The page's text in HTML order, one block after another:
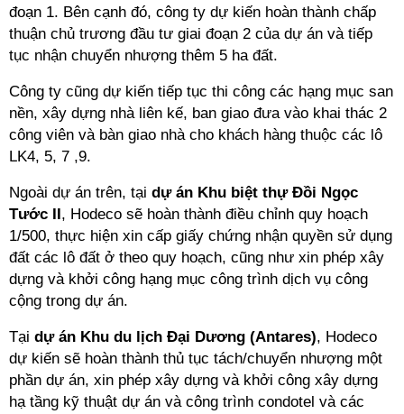
đoạn 1. Bên cạnh đó, công ty dự kiến hoàn thành chấp
thuận chủ trương đầu tư giai đoạn 2 của dự án và tiếp
tục nhận chuyển nhượng thêm 5 ha đất.
Công ty cũng dự kiến tiếp tục thi công các hạng mục san
nền, xây dựng nhà liên kế, ban giao đưa vào khai thác 2
công viên và bàn giao nhà cho khách hàng thuộc các lô
LK4, 5, 7 ,9.
Ngoài dự án trên, tại dự án Khu biệt thự Đồi Ngọc
Tước II, Hodeco sẽ hoàn thành điều chỉnh quy hoạch
1/500, thực hiện xin cấp giấy chứng nhận quyền sử dụng
đất các lô đất ở theo quy hoạch, cũng như xin phép xây
dựng và khởi công hạng mục công trình dịch vụ công
cộng trong dự án.
Tại dự án Khu du lịch Đại Dương (Antares), Hodeco
dự kiến sẽ hoàn thành thủ tục tách/chuyển nhượng một
phần dự án, xin phép xây dựng và khởi công xây dựng
hạ tầng kỹ thuật dự án và công trình condotel và các